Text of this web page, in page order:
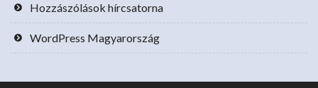
Hozzászólások hírcsatorna
WordPress Magyarország